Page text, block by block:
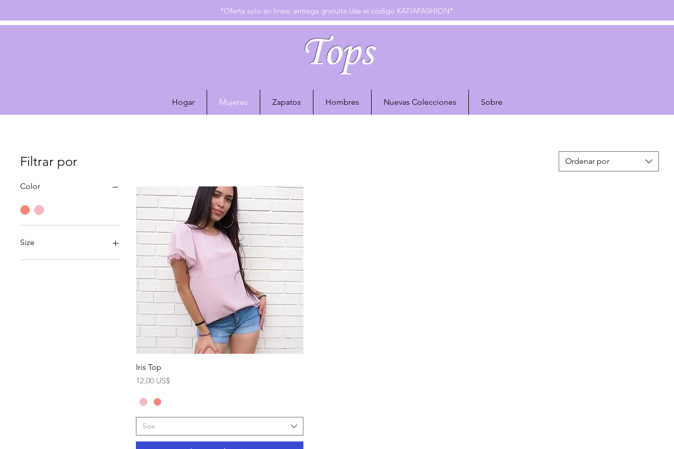
*Oferta solo en línea: entrega gratuita Use el código KATIAFASHION*
Tops
Hogar Mujeres Zapatos Hombres Nuevas Colecciones Sobre
Filtrar por
Color
Size
Large
Ordenar por
Iris Top
Precio
12,00 US$
Size